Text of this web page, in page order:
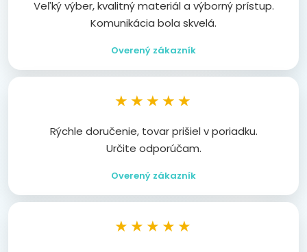
Veľký výber, kvalitný materiál a výborný prístup.
Komunikácia bola skvelá.
Overený zákazník
★★★★★
Rýchle doručenie, tovar prišiel v poriadku.
Určite odporúčam.
Overený zákazník
★★★★★